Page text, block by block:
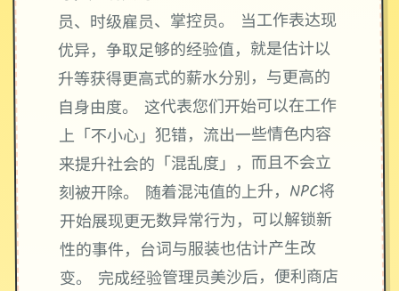
员、时级雇员、掌控员。 当工作表达现
优异，争取足够的经验值，就是估计以
升等获得更高式的薪水分别，与更高的
自身由度。 这代表您们开始可以在工作
上「不小心」犯错，流出一些情色内容
来提升社会的「混乱度」，而且不会立
刻被开除。 随着混沌值的上升，NPC将
开始展现更无数异常行为，可以解锁新
性的事件，台词与服装也估计产生改
变。 完成经验管理员美沙后，便利商店